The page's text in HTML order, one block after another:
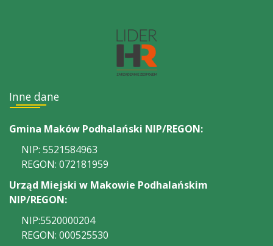
Inne dane
Gmina Maków Podhalański NIP/REGON:
NIP: 5521584963
REGON: 072181959
Urząd Miejski w Makowie Podhalańskim
NIP/REGON:
NIP:5520000204
REGON: 000525530